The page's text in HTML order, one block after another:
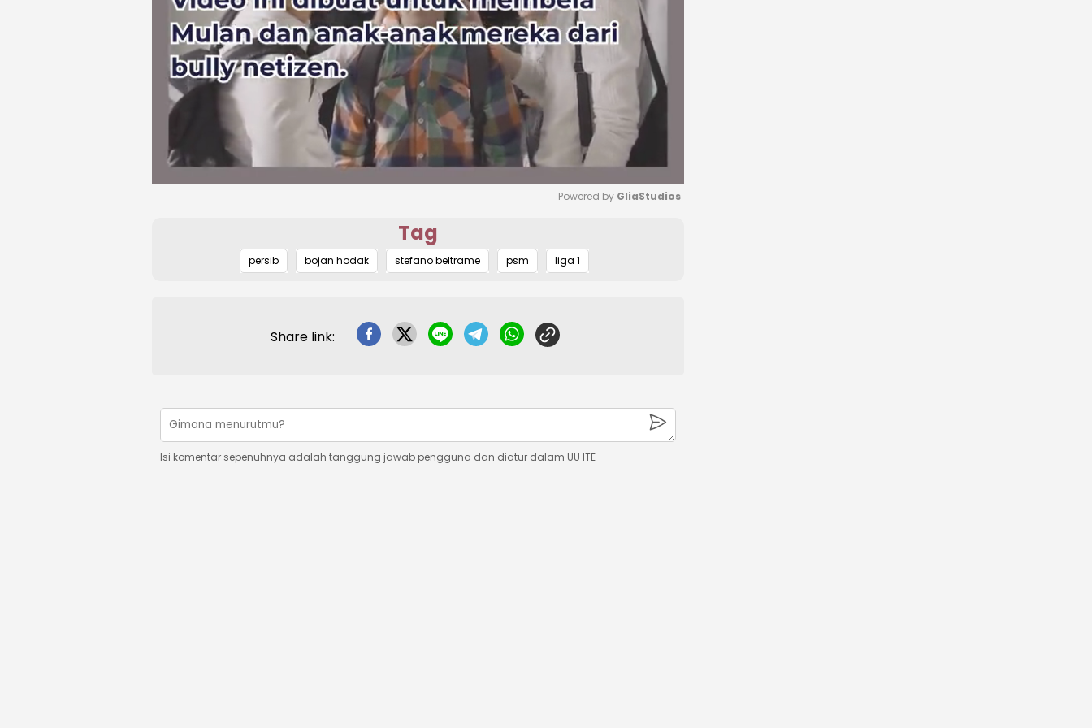
Powered by GliaStudios
Tag
persib bojan hodak stefano beltrame psm liga 1
Share link:
Isi komentar sepenuhnya adalah tanggung jawab pengguna dan diatur dalam UU ITE